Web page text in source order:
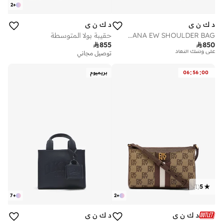
د ك ن ي
TIANA EW SHOULDER BAG
850
توصيل مجاني
توصيل مجاني
+
2
د ك ن ي
حقيبة بولا المتوسطة
855
توصيل مجاني
06:56:00
+
2
5
(
1
)
د ك ن ي
بريميوم
+
7
د ك ن ي